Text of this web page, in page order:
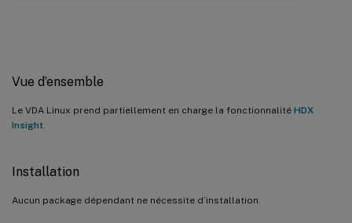
Vue d’ensemble
Le VDA Linux prend partiellement en charge la fonctionnalité HDX
Insight
Installation
Aucun package dépendant ne nécessite d’installation.